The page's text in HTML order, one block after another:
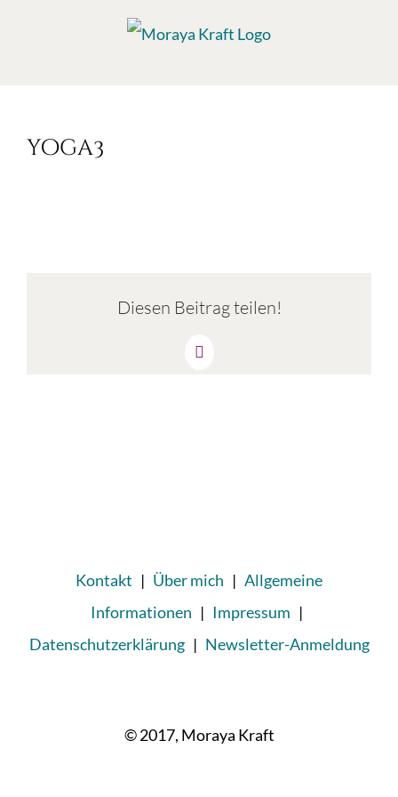
yoga3
Diesen Beitrag teilen!
Facebook
Kontakt | Über mich | Allgemeine
Informationen | Impressum |
Datenschutzerklärung| Newsletter-Anmeldung
© 2017, Moraya Kraft